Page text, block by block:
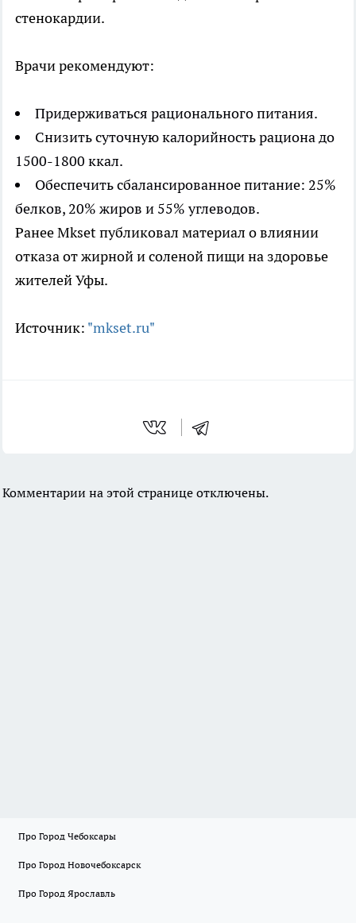
стенокардии.
Врачи рекомендуют:
Придерживаться рационального питания.
Снизить суточную калорийность рациона до
1500-1800 ккал.
Обеспечить сбалансированное питание: 25%
белков, 20% жиров и 55% углеводов.
Ранее Mkset публиковал материал о влиянии
отказа от жирной и соленой пищи на здоровье
жителей Уфы.
Источник: "mkset.ru"
Комментарии на этой странице отключены.
Про Город Чебоксары
Про Город Новочебоксарск
Про Город Ярославль